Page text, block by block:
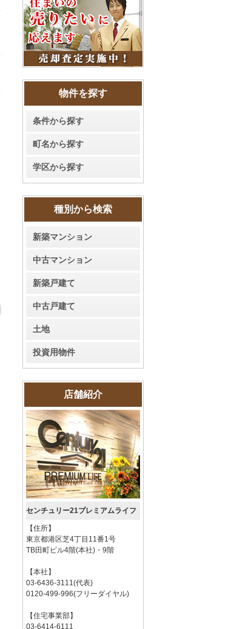
物件を探す
条件から探す
町名から探す
学区から探す
種別から検索
新築マンション
中古マンション
新築戸建て
中古戸建て
土地
投資用物件
店舗紹介
センチュリー21プレミアムライフ
【住所】
東京都港区芝4丁目11番1号
TB田町ビル4階(本社)・9階
【本社】
03-6436-3111(代表)
0120-499-996(フリーダイヤル)
【住宅事業部】
03-6414-6111